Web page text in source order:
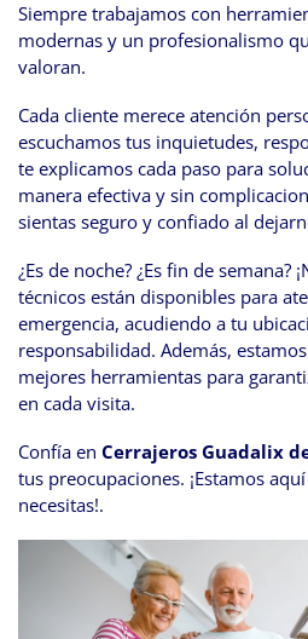
Siempre trabajamos con
modernas y un profesionalismo
valoran.
Cada cliente merece atención
escuchamos tus inquietudes,
te explicamos cada paso para
manera efectiva y sin
sientas seguro y confiado al
¿Es de noche? ¿Es fin de semana?
técnicos están disponibles para
emergencia, acudiendo a tu
responsabilidad. Además,
mejores herramientas para
en cada visita.
Confía en Cerrajeros Guadalix
tus preocupaciones. ¡Estamos
necesitas!.